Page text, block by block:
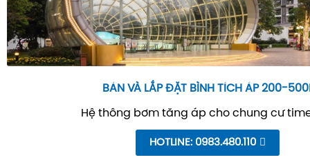
BÁN VÀ LẮP ĐẶT BÌNH TÍCH ÁP 200-
Hệ thông bơm tăng áp cho chung cư
HOTLINE: 0983.480.110